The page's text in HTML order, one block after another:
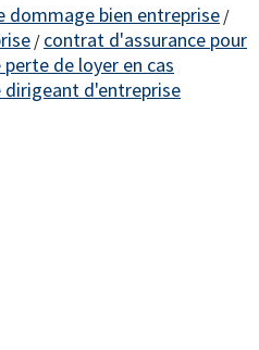
dommage bien entreprise /
/ contrat d'assurance pour
perte de loyer en cas
dirigeant d'entreprise